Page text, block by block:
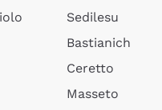
Sedilesu
Bastianich
Ceretto
Masseto